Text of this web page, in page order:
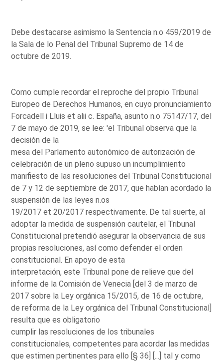
Debe destacarse asimismo la Sentencia n.o 459/2019 de
la Sala de lo Penal del Tribunal Supremo de 14 de
octubre de 2019.
Como cumple recordar el reproche del propio Tribunal
Europeo de Derechos Humanos, en cuyo pronunciamiento
Forcadell i Lluis et alii c. España, asunto n.o 75147/17, del
7 de mayo de 2019, se lee: 'el Tribunal observa que la
decisión de la
mesa del Parlamento autonómico de autorización de
celebración de un pleno supuso un incumplimiento
manifiesto de las resoluciones del Tribunal Constitucional
de 7 y 12 de septiembre de 2017, que habían acordado la
suspensión de las leyes n.os
19/2017 et 20/2017 respectivamente. De tal suerte, al
adoptar la medida de suspensión cautelar, el Tribunal
Constitucional pretendió asegurar la observancia de sus
propias resoluciones, así como defender el orden
constitucional. En apoyo de esta
interpretación, este Tribunal pone de relieve que del
informe de la Comisión de Venecia [del 3 de marzo de
2017 sobre la Ley orgánica 15/2015, de 16 de octubre,
de reforma de la Ley orgánica del Tribunal Constitucional]
resulta que es obligatorio
cumplir las resoluciones de los tribunales
constitucionales, competentes para acordar las medidas
que estimen pertinentes para ello [§ 36] [...] tal y como